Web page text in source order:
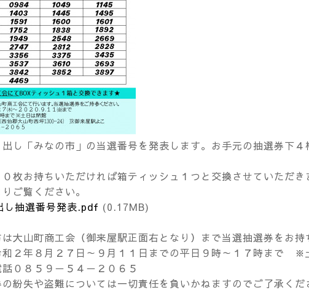
し「みなの市」の当選番号を発表します。お手元の抽選券下４
枚お持ちいただければ箱ティッシュ１つと交換させていただき
ご覧ください。
し抽選番号発表.pdf (0.17MB)
大山町商工会（御来屋駅正面右となり）まで当選抽選券をお持
２年８月２７日～９月１１日までの平日９時～１７時まで ※
０８５９－５４－２０６５
紛失や盗難については一切責任を負いかねますのでご了承くだ